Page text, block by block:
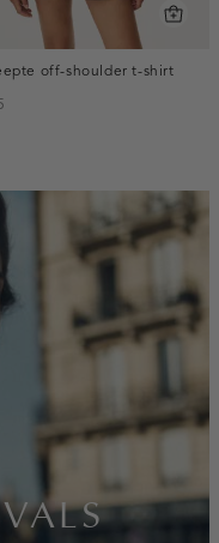
off-shoulder t-shirt